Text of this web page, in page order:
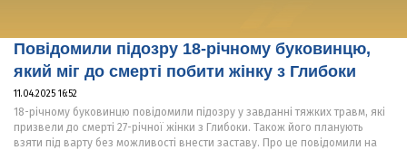
Повідомили підозру 18-річному буковинцю,
який міг до смерті побити жінку з Глибоки
11.04.2025 16:52
18-річному буковинцю повідомили підозру у завданні тяжких травм, які
призвели до смерті 27-річної жінки з Глибоки. Також його планують
взяти під варту без можливості внести заставу. Про це повідомили на